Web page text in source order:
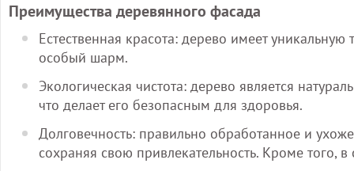
Преимущества деревянного фасада
Естественная красота: дерево имеет
особый шарм.
Экологическая чистота: дерево является
что делает его безопасным для здоровья.
Долговечность: правильно обработанное и
сохраняя свою привлекательность. Кроме того,